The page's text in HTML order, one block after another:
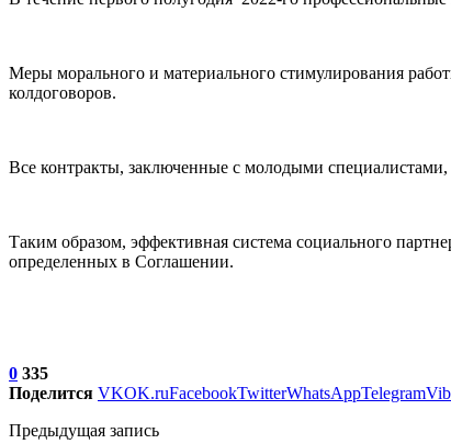
Меры морального и материального стимулирования
колдоговоров.
Все контракты, заключенные с молодыми
Таким образом, эффективная система социального
определенных в Соглашении.
0 335
Поделится VKOK.ruFacebookTwitterWhatsAppTelegram
Предыдущая запись